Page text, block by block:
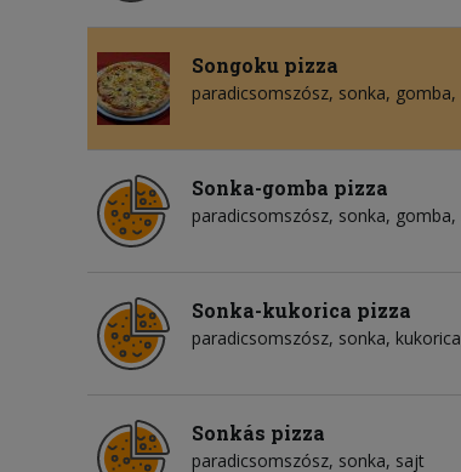
Songoku pizza
paradicsomszósz sonka gomba
Sonka-gomba pizza
paradicsomszósz sonka gomba
Sonka-kukorica pizza
paradicsomszósz sonka kukorica
Sonkás pizza
paradicsomszósz sonka sajt